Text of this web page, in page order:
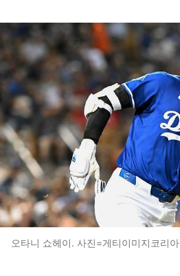
오타니 쇼헤이. 사진=게티이미지코리아